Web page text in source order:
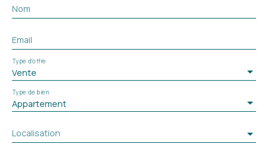
Nom
Email
Vente
Type d'offre
Appartement
Type de bien
Localisation